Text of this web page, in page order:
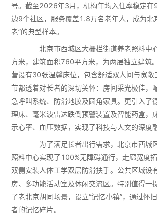
号。截至2026年3月，机构年均入住率稳定在
边9个社区，服务覆盖1.8万名老年人，成为北
老”的典型样本。
北京市西城区大栅栏街道养老照料中
方米，建筑面积760平方米，为两层独立建筑
营设有30张温馨床位，包含舒适双人间与宽敞
节都透着对长者的深切关怀：房间采光极佳，
急呼叫系统、防滑地胶及圆角家具。更引入了
理床、毫米波雷达跌倒预警装置及智能药盒，
示心率、血压数据，实现了科技与人文的深度
为了满足长者出行需求，北京市西城
照料中心实现了100%无障碍通行，走廊宽度
双侧安装人体工学双层防滑扶手。公共区域设
房、多功能活动室及休闲交流区。特别值得一
了老北京胡同场景，设立“记忆小镇”，通过怀
者的记忆碎片。